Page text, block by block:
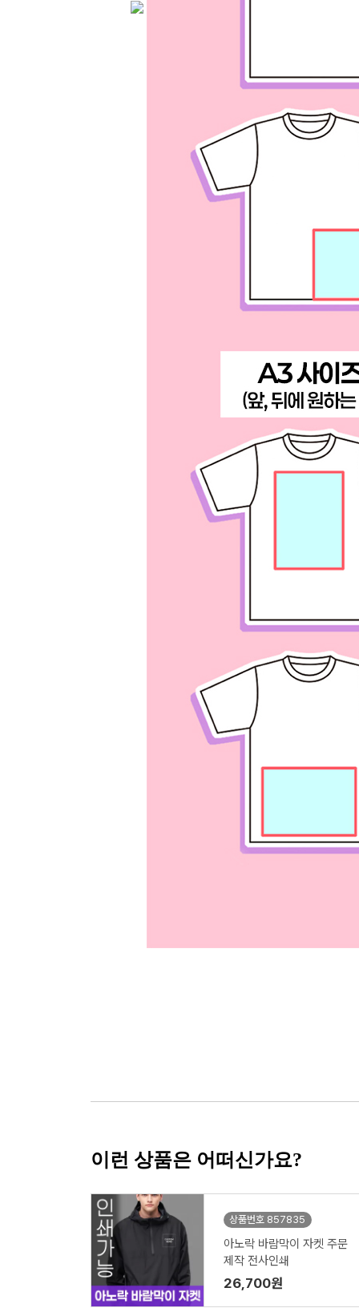
이런 상품은 어떠신가요?
상품번호 857835
아노락 바람막이 자켓 주문
제작 전사인쇄
26,700원